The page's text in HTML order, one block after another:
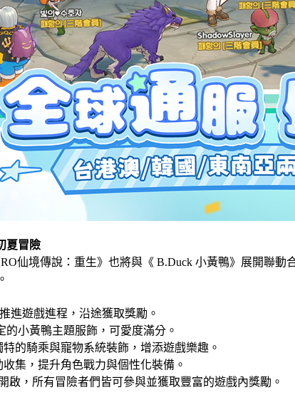
夏冒險
仙境傳說：重生》也將與《 B.Duck 小黃鴨》展開聯
進遊戲進程，沿途獲取獎勵。
小黃鴨主題服飾，可愛度滿分。
的騎乘與寵物系統裝飾，增添遊戲樂趣。
集，提升角色戰力與個性化裝備。
啟，所有冒險者們皆可參與並獲取豐富的遊戲內獎勵。